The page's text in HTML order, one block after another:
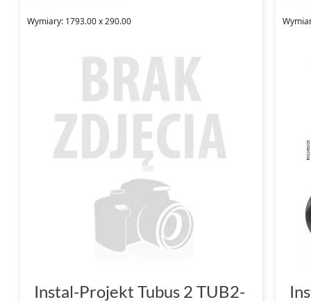
Wymiary: 1793.00 x 290.00
Instal-Projekt Tubus 2 TUB2-